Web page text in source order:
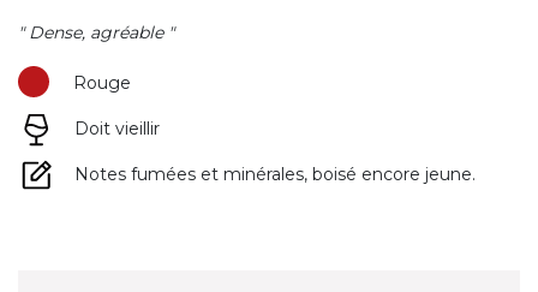
" Dense, agréable "
Rouge
Doit vieillir
Notes fumées et minérales, boisé encore jeune.